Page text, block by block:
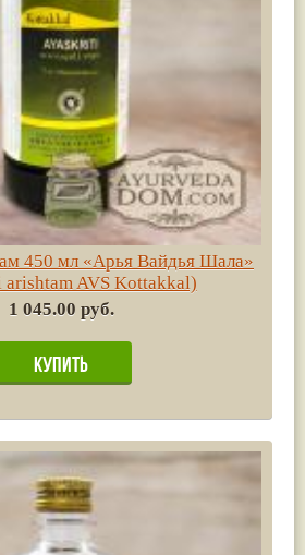
450 мл «Арья Вайдья Шала»
AVS Kottakkal)
1 045.00 руб.